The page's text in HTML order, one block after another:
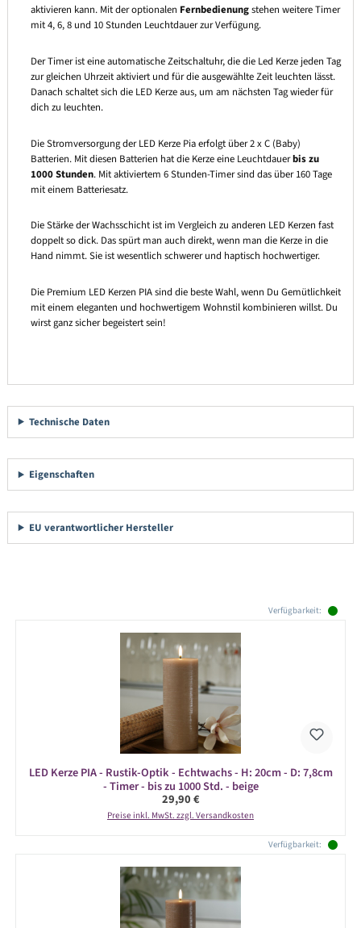
aktivieren kann. Mit der optionalen Fernbedienungstehen weitere Timer
mit 4, 6, 8 und 10 Stunden Leuchtdauer zur Verfügung.
Der Timer ist eine automatische Zeitschaltuhr, die die Led Kerze jeden Tag
zur gleichen Uhrzeit aktiviert und für die ausgewählte Zeit leuchten lässt.
Danach schaltet sich die LED Kerze aus, um am nächsten Tag wieder für
dich zu leuchten.
Die Stromversorgung der LED Kerze Pia erfolgt über 2 x C (Baby)
Batterien. Mit diesen Batterien hat die Kerze eine Leuchtdauerbis zu
1000 Stunden. Mit aktiviertem 6 Stunden-Timer sind das über 160 Tage
mit einem Batteriesatz.
Die Stärke der Wachsschicht ist im Vergleich zu anderen LED Kerzen fast
doppelt so dick. Das spürt man auch direkt, wenn man die Kerze in die
Hand nimmt. Sie ist wesentlich schwerer und haptisch hochwertiger.
Die Premium LED Kerzen PIA sind die beste Wahl, wenn Du Gemütlichkeit
mit einem eleganten und hochwertigem Wohnstil kombinieren willst. Du
wirst ganz sicher begeistert sein!
Technische Daten
Eigenschaften
EU verantwortlicher Hersteller
Verfügbarkeit:
LED Kerze PIA - Rustik-Optik - Echtwachs - H: 20cm - D: 7,8cm
- Timer - bis zu 1000 Std. - beige
Regulärer Preis:
29,90 €
Preise inkl. MwSt. zzgl. Versandkosten
Verfügbarkeit: